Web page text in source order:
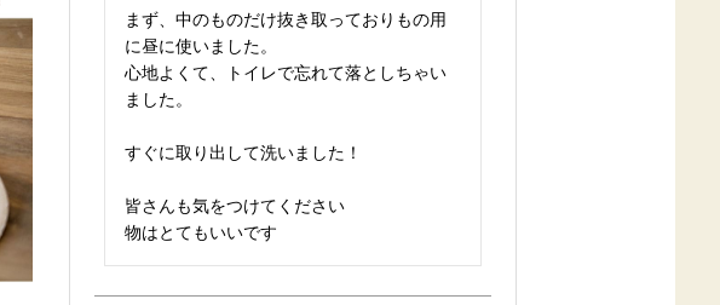
まず、中のものだけ抜き取っておりもの用
に昼に使いました。
心地よくて、トイレで忘れて落としちゃい
ました。
すぐに取り出して洗いました！
皆さんも気をつけてください
物はとてもいいです